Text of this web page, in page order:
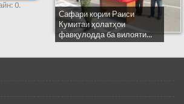
0.
Сафари кории Раиси
Кумитаи ҳолатҳои
фавқулодда ба вилояти...